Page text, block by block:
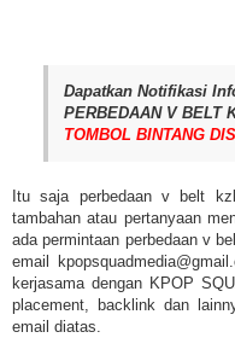
Dapatkan Notifikasi
PERBEDAAN V BELT
TOMBOL BINTANG
Itu saja perbedaan v belt
tambahan atau pertanyaan
ada permintaan perbedaan v
email
kerjasama dengan KPOP
placement, backlink dan
email diatas.